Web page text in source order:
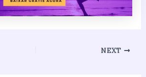
NEXT